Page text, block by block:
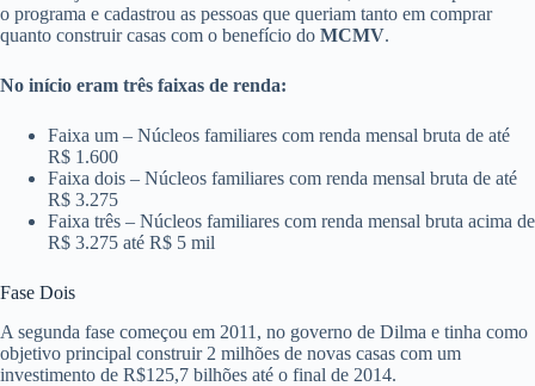
o programa e cadastrou as pessoas que queriam tanto em comprar
quanto construir casas com o benefício do MCMV.
No início eram três faixas de renda:
Faixa um – Núcleos familiares com renda mensal bruta de até
R$ 1.600
Faixa dois – Núcleos familiares com renda mensal bruta de até
R$ 3.275
Faixa três – Núcleos familiares com renda mensal bruta acima de
R$ 3.275 até R$ 5 mil
Fase Dois
A segunda fase começou em 2011, no governo de Dilma e tinha como
objetivo principal construir 2 milhões de novas casas com um
investimento de R$125,7 bilhões até o final de 2014.